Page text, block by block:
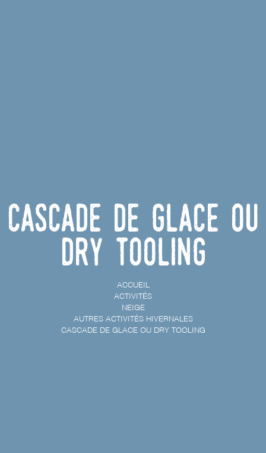
Cascade de glace ou
Dry Tooling
ACCUEIL
ACTIVITÉS
NEIGE
AUTRES ACTIVITÉS HIVERNALES
CASCADE DE GLACE OU DRY TOOLING